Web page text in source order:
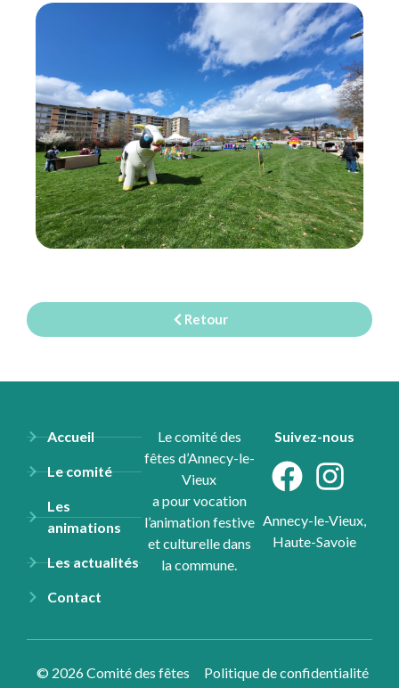
Retour
Accueil
Le comité
Les
animations
Les actualités
Contact
Le comité des
fêtes d’Annecy-le-
Vieux
a pour vocation
l’animation festive
et culturelle dans
la commune.
Suivez-nous
Annecy-le-Vieux,
Haute-Savoie
© 2026 Comité des fêtes
Politique de confidentialité